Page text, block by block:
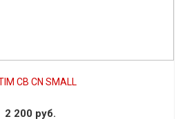
CB CN SMALL
2 200 руб.